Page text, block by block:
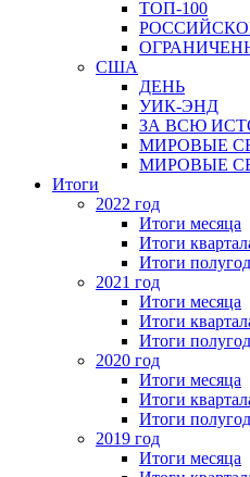
ТОП-100
США
ДЕНЬ
УИК-ЭНД
ЗА ВСЮ
МИРОВЫЕ
МИРОВЫЕ
Итоги
2022 год
Итоги месяца
Итоги
Итоги
2021 год
Итоги месяца
Итоги
Итоги
2020 год
Итоги месяца
Итоги
Итоги
2019 год
Итоги месяца